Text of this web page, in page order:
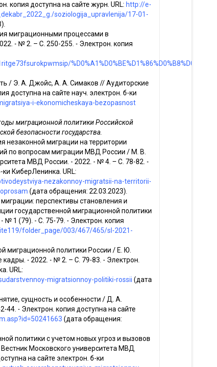
копия доступна на сайте журн. URL: http://e-
soziologija_upravlenija/17-01-
миграционными процессами в
- № 2. – С. 250-255. - Электрон. копия
/ Э. А. Джойс, А. А. Симаков // Аудиторские
доступна на сайте науч. электрон. б-ки
i-ekonomicheskaya-bezopasnost
миграционной политики Российской
безопасности государства.
незаконной миграции на территории
по вопросам миграции МВД России / М. В.
МВД России. - 2022. - № 4. – С. 78-82. -
ки КиберЛенинка. URL:
nezakonnoy-migratsii-na-territorii-
(дата обращения: 22.03.2023).
перспективы становления и
государственной миграционной политики
1 (79). - С. 75-79. - Электрон. копия
folder_page/003/467/465/sl-2021-
миграционной политики России / Е. Ю.
- 2022. - № 2. – С. 79-83. - Электрон.
URL:
migratsionnoy-politiki-rossii (дата
сущность и особенности / Д. А.
- Электрон. копия доступна на сайте
(дата обращения:
политики с учетом новых угроз и вызовов
Московского университета МВД
на сайте электрон. б-ки